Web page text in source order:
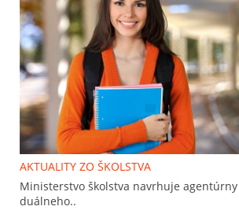
AKTUALITY ZO ŠKOLSTVA
Ministerstvo školstva navrhuje agentúrny
duálneho..